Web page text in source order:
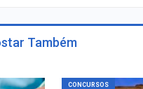
Também
CONCURSOS